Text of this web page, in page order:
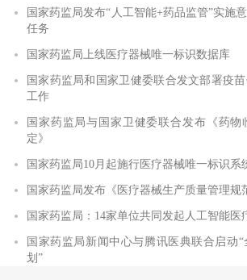
国家药监局发布“人工智能+药品监管”实施
任务
国家药监局上线医疗器械唯一标识数据库
国家药监局和国家卫健委联合发文部署疫
工作
国家药监局与国家卫健委联合发布《药物
定》
国家药监局10月起施行医疗器械唯一标识系
国家药监局发布《医疗器械生产质量管理规
国家药监局：14家单位共同发起人工智能医
国家药监局新闻中心与腾讯医典联合启动
划”